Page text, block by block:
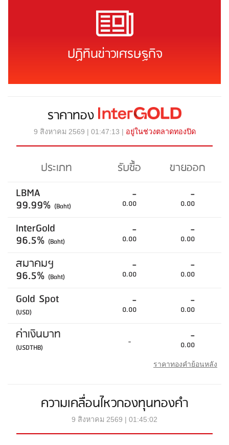
ปฏิทินข่าวเศรษฐกิจ
ราคาทอง
9 สิงหาคม 2569 | 01:47:13 | อยู่ในช่วงตลาดทองปิด
ประเภท รับซื้อ
ขายออก
LBMA
99.99% (Baht)
-
0.00
-
0.00
InterGold
96.5% (Baht)
-
0.00
-
0.00
สมาคมฯ
96.5% (Baht)
-
0.00
-
0.00
Gold Spot
(USD)
-
0.00
-
0.00
ค่าเงินบาท
(USDTHB) - -
0.00
ราคาทองคำย้อนหลัง
ความเคลื่อนไหวกองทุนทองคำ
9 สิงหาคม 2569 | 01:45:02